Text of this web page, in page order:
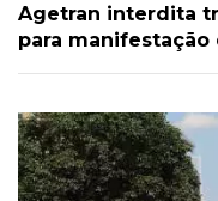
Agetran interdita
para